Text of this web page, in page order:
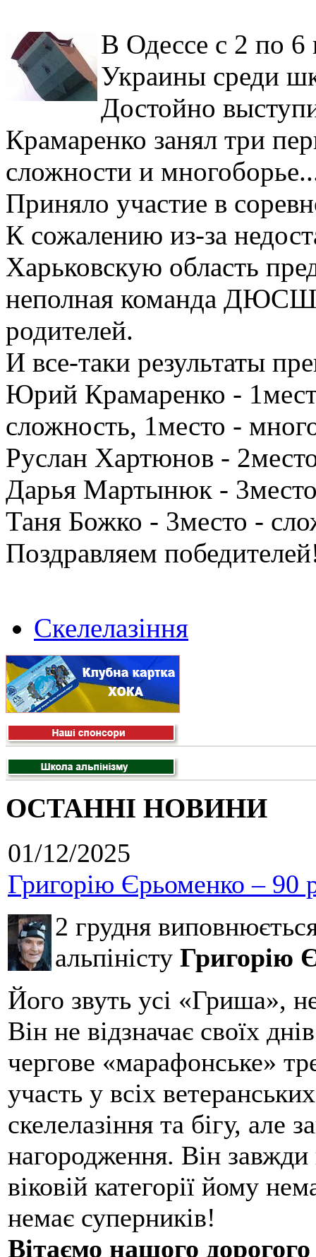
В Одессе с 2 по
Украины среди
Достойно
Крамаренко занял три
сложности и
Приняло участие в
К сожалению из-за
Харьковскую область
неполная команда ДЮСШ
родителей.
И все-таки результаты
Юрий Крамаренко -
сложность, 1место -
Руслан Хартюнов -
Дарья Мартынюк -
Таня Божко - 3место -
Поздравляем
Скелелазіння
ОСТАННІ НОВИНИ
01/12/2025
Григорію Єрьоменко – 90
2 грудня
альпіністу Григорію
Його звуть усі «Гриша»,
Він не відзначає своїх
чергове «марафонське»
участь у всіх
скелелазіння та бігу, але
нагородження. Він
віковій категорії йому
немає суперників!
Вітаємо нашого